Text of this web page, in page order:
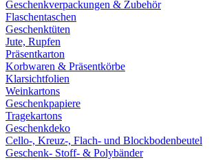
Geschenkverpackungen & Zubehör
Flaschentaschen
Geschenktüten
Jute, Rupfen
Präsentkarton
Korbwaren & Präsentkörbe
Klarsichtfolien
Weinkartons
Geschenkpapiere
Tragekartons
Geschenkdeko
Cello-, Kreuz-, Flach- und Blockbodenbeutel
Geschenk- Stoff- & Polybänder